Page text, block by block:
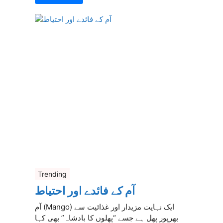
Trending
آم کے فائدے اور احتیاط
آم (Mango) ایک نہایت مزیدار اور غذائیت سے
بھرپور پھل ہے جسے “پھلوں کا بادشاہ” بھی کہا